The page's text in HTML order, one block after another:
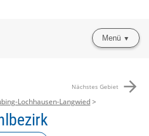
Menü
Nächstes Gebiet arrow_forward
Lochhausen-Langwied